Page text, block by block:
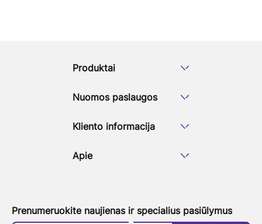
Produktai
Nuomos paslaugos
Kliento informacija
Apie
Prenumeruokite naujienas ir specialius pasiūlymus